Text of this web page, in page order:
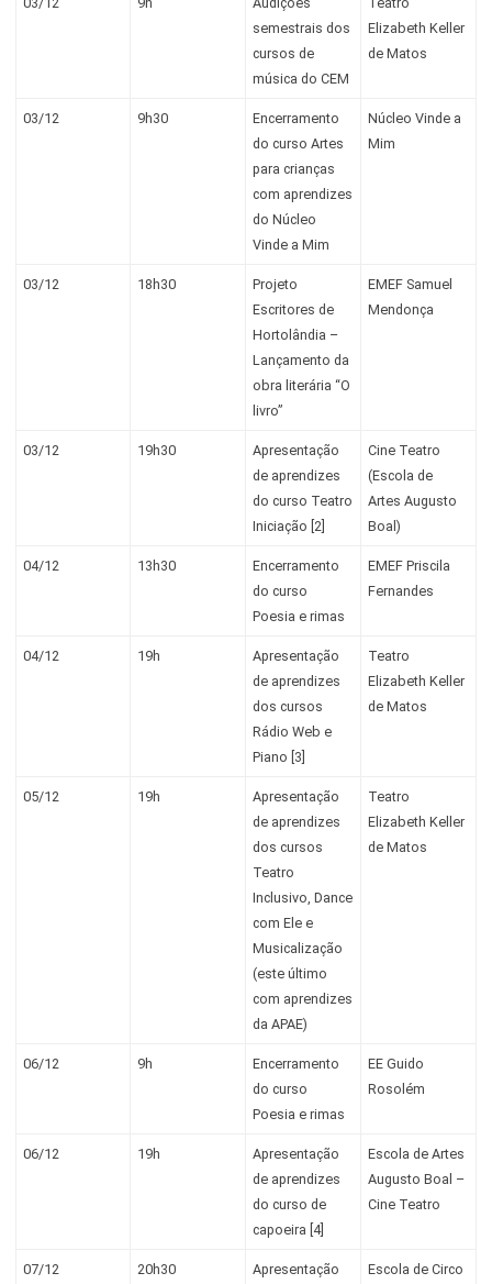
semestrais dos
cursos de
música do CEM
Elizabeth Keller
de Matos
03/12 9h30
Encerramento
do curso Artes
para crianças
com aprendizes
do Núcleo
Vinde a Mim
Núcleo Vinde a
Mim
03/12 18h30
Projeto
Escritores de
Hortolândia –
Lançamento da
obra literária “O
livro”
EMEF Samuel
Mendonça
03/12 19h30
Apresentação
de aprendizes
do curso Teatro
Iniciação [2]
Cine Teatro
(Escola de
Artes Augusto
Boal)
04/12 13h30
Encerramento
do curso
Poesia e rimas
EMEF Priscila
Fernandes
04/12 19h
Apresentação
de aprendizes
dos cursos
Rádio Web e
Piano [3]
Teatro
Elizabeth Keller
de Matos
05/12 19h
Apresentação
de aprendizes
dos cursos
Teatro
Inclusivo, Dance
com Ele e
Musicalização
(este último
com aprendizes
da APAE)
Teatro
Elizabeth Keller
de Matos
06/12 9h
Encerramento
do curso
Poesia e rimas
EE Guido
Rosolém
06/12 19h
Apresentação
de aprendizes
do curso de
capoeira [4]
Escola de Artes
Augusto Boal –
Cine Teatro
07/12 20h30
Apresentação
Escola de Circo